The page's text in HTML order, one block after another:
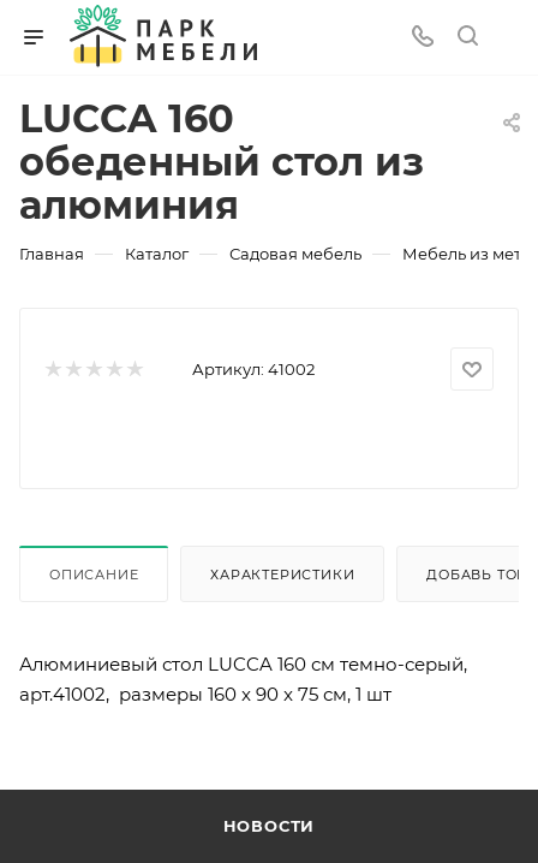
LUCCA 160
обеденный стол из
алюминия
Главная — Каталог — Садовая мебель — Мебель из
Артикул: 41002
ОПИСАНИЕ ХАРАКТЕРИСТИКИ ДОБАВЬ
Алюминиевый стол LUCCA 160 см темно-серый,
арт.41002, размеры 160 x 90 x 75 см, 1 шт
НОВОСТИ